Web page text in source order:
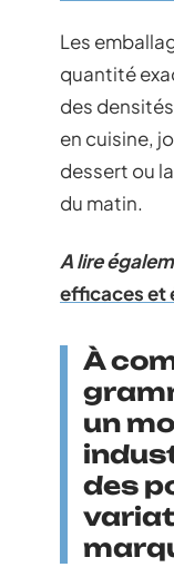
Les
quantité
des
en cuisine,
dessert ou
du matin.
A lire
efficaces et
À
un
des